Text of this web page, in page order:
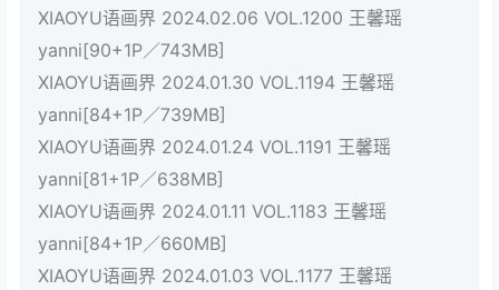
XIAOYU语画界 2024.02.06 VOL.1200 王馨瑶
yanni[90+1P／743MB]
XIAOYU语画界 2024.01.30 VOL.1194 王馨瑶
yanni[84+1P／739MB]
XIAOYU语画界 2024.01.24 VOL.1191 王馨瑶
yanni[81+1P／638MB]
XIAOYU语画界 2024.01.11 VOL.1183 王馨瑶
yanni[84+1P／660MB]
XIAOYU语画界 2024.01.03 VOL.1177 王馨瑶